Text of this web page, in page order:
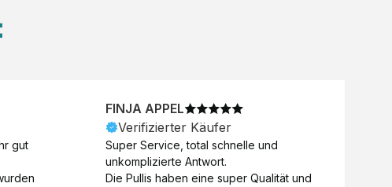
gut
FINJA APPEL
Verifizierter Käufer
Super Service, total schnelle und
unkomplizierte Antwort.
Die Pullis haben eine super Qualität und